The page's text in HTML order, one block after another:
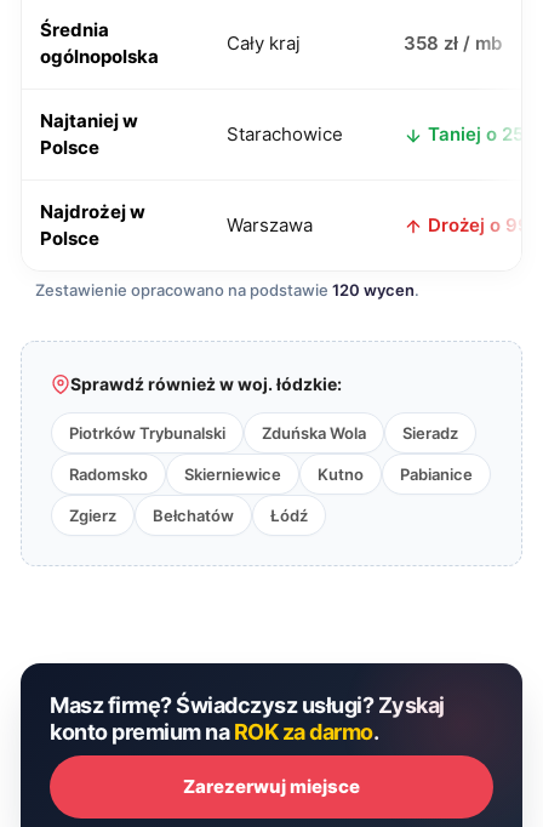
Średnia
ogólnopolska
Cały kraj 358 zł / mb
Najtaniej w
Polsce
Starachowice Taniej o 25 zł
Najdrożej w
Polsce
Warszawa Drożej o 99
Zestawienie opracowano na podstawie 120 wycen.
Sprawdź również w woj. łódzkie:
Piotrków Trybunalski Zduńska Wola Sieradz
Radomsko Skierniewice Kutno Pabianice
Zgierz Bełchatów Łódź
Masz firmę? Świadczysz usługi? Zyskaj
konto premium naROK za darmo.
Zarezerwuj miejsce